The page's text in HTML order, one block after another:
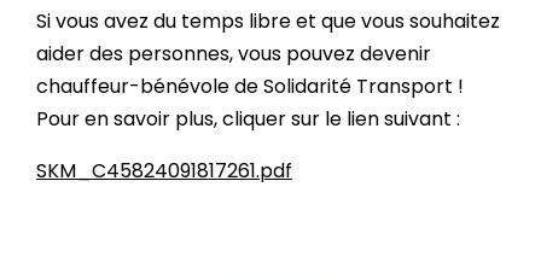
Si vous avez du temps libre et que vous souhaitez
aider des personnes, vous pouvez devenir
chauffeur-bénévole de Solidarité Transport !
Pour en savoir plus, cliquer sur le lien suivant :
SKM_C45824091817261.pdf